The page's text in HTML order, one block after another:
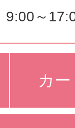
9:00～
カ